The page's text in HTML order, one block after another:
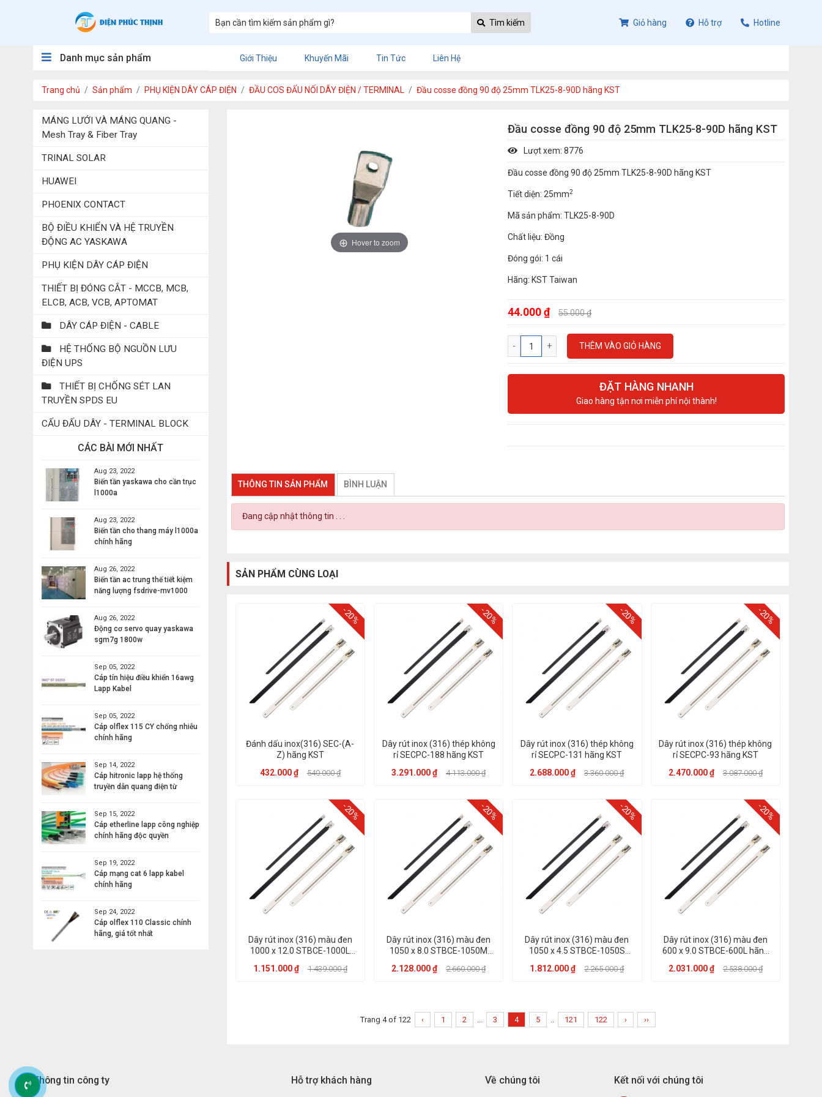
Tìm kiếm Giỏ hàng Hỗ trợ Hotline
Danh mục sản phẩm Giới Thiệu Khuyến Mãi Tin Tức Liên Hệ
Trang chủ Sản phẩm PHỤ KIỆN DÂY CÁP ĐIỆN ĐẦU COS ĐẤU NỐI DÂY ĐIỆN / TERMINAL Đầu cosse đồng 90 độ 25mm TLK25-8-90D hãng KST
MÁNG LƯỚI VÀ MÁNG QUANG -
Mesh Tray & Fiber Tray
TRINAL SOLAR
HUAWEI
PHOENIX CONTACT
BỘ ĐIỀU KHIỂN VÀ HỆ TRUYỀN
ĐỘNG AC YASKAWA
PHỤ KIỆN DÂY CÁP ĐIỆN
THIẾT BỊ ĐÓNG CẮT - MCCB, MCB,
ELCB, ACB, VCB, APTOMAT
DÂY CÁP ĐIỆN - CABLE
HỆ THỐNG BỘ NGUỒN LƯU
ĐIỆN UPS
THIẾT BỊ CHỐNG SÉT LAN
TRUYỀN SPDS EU
CẤU ĐẤU DÂY - TERMINAL BLOCK
CÁC BÀI MỚI NHẤT
Aug 23, 2022
Biến tần yaskawa cho cần trục
l1000a
Aug 23, 2022
Biến tần cho thang máy l1000a
chính hãng
Aug 26, 2022
Biến tần ac trung thế tiết kiệm
năng lượng fsdrive-mv1000
Aug 26, 2022
Động cơ servo quay yaskawa
sgm7g 1800w
Sep 05, 2022
Cáp tín hiệu điều khiển 16awg
Lapp Kabel
Sep 05, 2022
Cáp olflex 115 CY chống nhiễu
chính hãng
Sep 14, 2022
Cáp hitronic lapp hệ thống
truyền dẫn quang điện từ
Sep 15, 2022
Cáp etherline lapp công nghiệp
chính hãng độc quyền
Sep 19, 2022
Cáp mạng cat 6 lapp kabel
chính hãng
Sep 24, 2022
Cáp olflex 110 Classic chính
hãng, giá tốt nhất
Hover to zoom
Đầu cosse đồng 90 độ 25mm TLK25-8-90D hãng KST
Lượt xem: 8776
Đầu cosse đồng 90 độ 25mm TLK25-8-90D hãng KST
Tiết diện: 25mm2
Mã sản phẩm: TLK25-8-90D
Chất liệu: Đồng
Đóng gói: 1 cái
Hãng: KST Taiwan
44.000 ₫ 55.000 ₫
THÊM VÀO GIỎ HÀNG
ĐẶT HÀNG NHANH
Giao hàng tận nơi miễn phí nội thành!
THÔNG TIN SẢN PHẨM BÌNH LUẬN
Đang cập nhật thông tin . . .
SẢN PHẨM CÙNG LOẠI
-20%
Đánh dấu inox(316) SEC-(A-
Z) hãng KST
432.000 ₫
540.000 ₫
-20%
Dây rút inox (316) thép không
rỉ SECPC-188 hãng KST
3.291.000 ₫
4.113.000 ₫
-20%
Dây rút inox (316) thép không
rỉ SECPC-131 hãng KST
2.688.000 ₫
3.360.000 ₫
-20%
Dây rút inox (316) thép không
rỉ SECPC-93 hãng KST
2.470.000 ₫
3.087.000 ₫
-20%
Dây rút inox (316) màu đen
1000 x 12.0 STBCE-1000L
1.151.000 ₫ 1.439.000 ₫
-20%
Dây rút inox (316) màu đen
1050 x 8.0 STBCE-1050M
2.128.000 ₫ 2.660.000 ₫
-20%
Dây rút inox (316) màu đen
1050 x 4.5 STBCE-1050S
1.812.000 ₫ 2.265.000 ₫
-20%
Dây rút inox (316) màu đen
600 x 9.0 STBCE-600L hãng
2.031.000 ₫ 2.538.000 ₫
Trang 4 of 122 ‹ 1 2 ... 3 4 5 .. 121 122 › ››
Thông tin công ty Hỗ trợ khách hàng Về chúng tôi Kết nối với chúng tôi